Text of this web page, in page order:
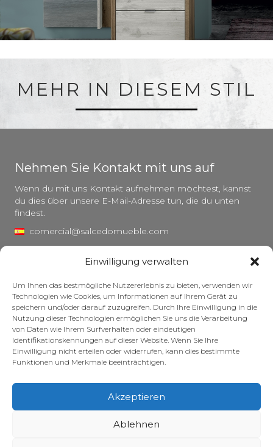
Einwilligung verwalten
Um Ihnen das bestmögliche Nutzererlebnis zu bieten, verwenden wir
Technologien wie Cookies, um Informationen auf Ihrem Gerät zu
speichern und/oder darauf zuzugreifen. Durch Ihre Einwilligung in die
Nutzung dieser Technologien ermöglichen Sie uns die Verarbeitung
von Daten wie Ihrem Surfverhalten oder eindeutigen
Identifikationskennungen auf dieser Website. Wenn Sie Ihre
Einwilligung nicht erteilen oder widerrufen, kann dies bestimmte
Funktionen und Merkmale beeinträchtigen.
Akzeptieren
Ablehnen
MEHR IN DIESEM STIL
Nehmen Sie Kontakt mit uns auf
Wenn du mit uns Kontakt aufnehmen möchtest, kannst
du dies über unsere E-Mail-Adresse tun, die du unten
findest.
comercial@salcedomueble.com
distribucion@salcedomueble.com
Instagram
Rechtlicher Hinweis
Datenschutzerklärung
Cookie-Richtlinie
Zuschüsse